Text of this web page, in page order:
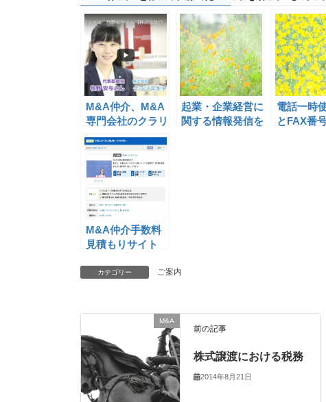
M&A仲介、M&A
専門会社のクラリ
スキャピタルの紹
介動画が完成
起業・企業経営に
関する情報発信を
電話一時
とFAX番
M&A仲介手数料
見積もりサイト
掲載開始
カテゴリー ご案内
M&A
前の記事
株式譲渡における税務
2014年8月21日